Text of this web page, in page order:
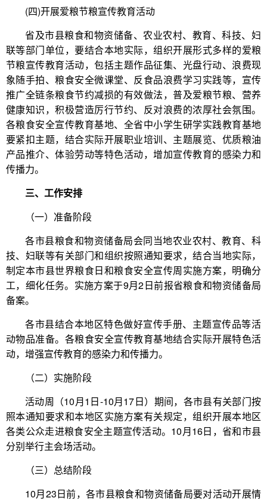
(四)开展爱粮节粮宣传教育活动
省及市县粮食和物资储备、农业农村、教育、科技、妇
联等部门单位，要结合本地实际，组织开展形式多样的爱粮
节粮宣传教育活动，包括主题作品征集、光盘行动、浪费现
象随手拍、粮食安全微课堂、反食品浪费学习实践等，宣传
推广全链条粮食节约减损的有效做法，普及爱粮节粮、营养
健康知识，积极营造厉行节约、反对浪费的浓厚社会氛围。
各粮食安全宣传教育基地、全省中小学生研学实践教育基地
要紧扣主题，结合实际开展职业培训、主题展览、优质粮油
产品推介、体验劳动等特色活动，增加宣传教育的感染力和
传播力。
三、工作安排
（一）准备阶段
各市县粮食和物资储备局会同当地农业农村、教育、科
技、妇联等有关部门和组织按照通知要求，结合当地实际，
制定本市县世界粮食日和粮食安全宣传周实施方案，明确分
工，细化任务。实施方案于9月2日前报省粮食和物资储备局
备案。
各市县结合本地区特色做好宣传手册、主题宣传品等活
动物品准备。各粮食安全宣传教育基地结合实际开展特色活
动，增强宣传教育的感染力和传播力。
（二）实施阶段
活动周（10月1日-10月17日）期间，各市县有关部门按
照本通知要求和本地区实施方案有关规定，组织开展本地区
各类公众走进粮食安全主题宣传活动。10月16日，省和市县
分别举行主会场活动。
（三）总结阶段
10月23日前，各市县粮食和物资储备局要对活动开展情